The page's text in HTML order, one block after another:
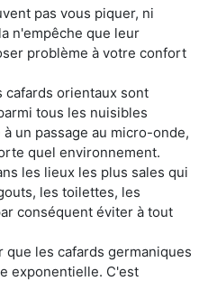
pas vous piquer, ni
n'empêche que leur
problème à votre confort
cafards orientaux sont
tous les nuisibles
un passage au micro-onde,
quel environnement.
les lieux les plus sales qui
les toilettes, les
conséquent éviter à tout
les cafards germaniques
exponentielle. C'est